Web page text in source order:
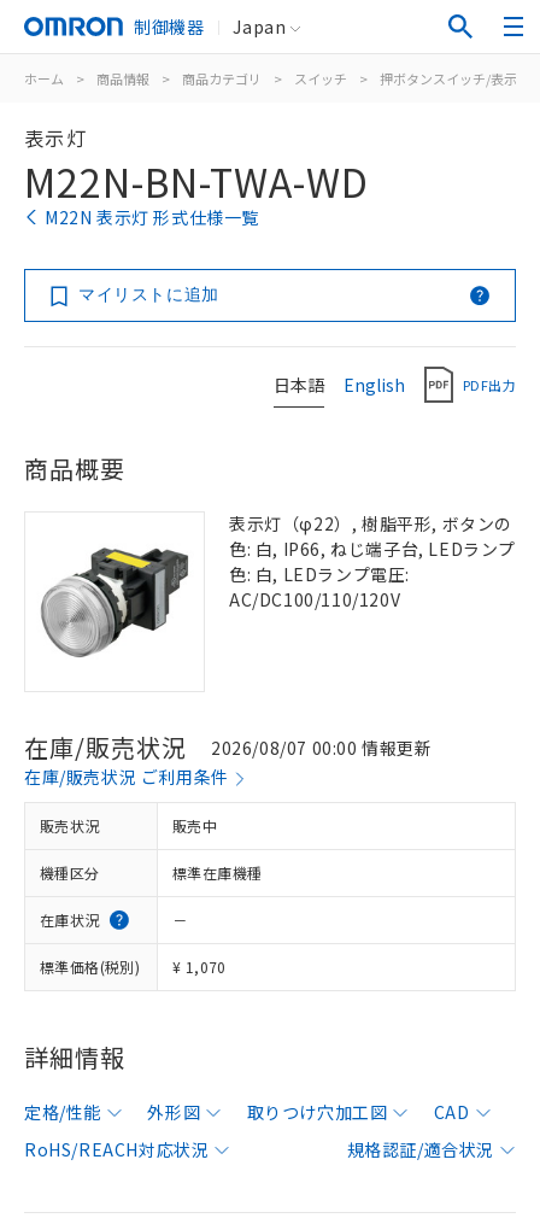
制御機器 Japan
ホーム > 商品情報 > 商品カテゴリ > スイッチ > 押ボタンスイッチ/表示灯
表示灯
M22N-BN-TWA-WD
M22N 表示灯 形式仕様一覧
マイリストに追加
日本語 English PDF出力
商品概要
表示灯（φ22）, 樹脂平形, ボタンの
色: 白, IP66, ねじ端子台, LEDランプ
色: 白, LEDランプ電圧:
AC/DC100/110/120V
在庫/販売状況
2026/08/07 00:00 情報更新
在庫/販売状況 ご利用条件
販売状況 販売中
機種区分 標準在庫機種
在庫状況 －
標準価格(税別) ¥ 1,070
詳細情報
定格/性能 外形図 取りつけ穴加工図
CAD
RoHS/REACH対応状況
規格認証/適合状況